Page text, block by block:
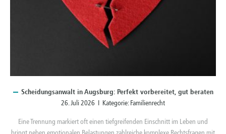
Scheidungsanwaltin Augsburg: Perfekt vorbereitet, gut beraten
26. Juli 2026 I Kategorie:Familienrecht
Eine Trennung markiert oft einen tiefgreifenden Einschnitt im Leben und